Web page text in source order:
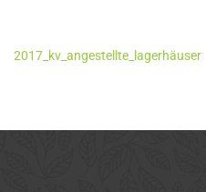
2017_kv_angestellte_lagerhäuser